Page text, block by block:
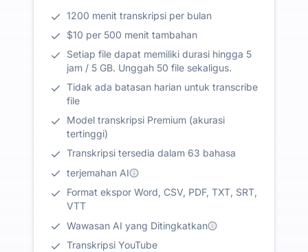
1200 menit transkripsi per bulan
$10 per 500 menit tambahan
Setiap file dapat memiliki durasi hingga 5
jam / 5 GB. Unggah 50 file sekaligus.
Tidak ada batasan harian untuk transcribe
file
Model transkripsi Premium (akurasi
tertinggi)
Transkripsi tersedia dalam 63 bahasa
terjemahan AI
Format ekspor Word, CSV, PDF, TXT, SRT,
VTT
Wawasan AI yang Ditingkatkan
Transkripsi YouTube